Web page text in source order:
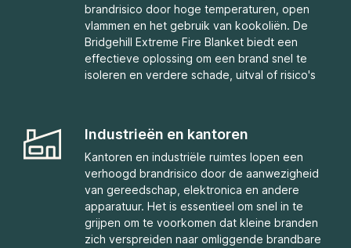
brandrisico door hoge temperaturen, open
vlammen en het gebruik van kookoliën. De
Bridgehill Extreme Fire Blanket biedt een
effectieve oplossing om een brand snel te
isoleren en verdere schade, uitval of risico's
Industrieën en kantoren
Kantoren en industriële ruimtes lopen een
verhoogd brandrisico door de aanwezigheid
van gereedschap, elektronica en andere
apparatuur. Het is essentieel om snel in te
grijpen om te voorkomen dat kleine branden
zich verspreiden naar omliggende brandbare